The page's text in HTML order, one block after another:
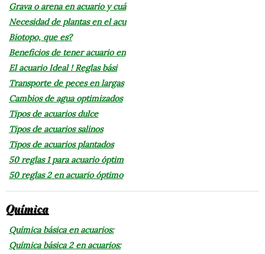
Grava o arena en acuario y cuá
Necesidad de plantas en el acu
Biotopo, que es?
Beneficios de tener acuario en
El acuario Ideal ! Reglas bási
Transporte de peces en largas
Cambios de agua optimizados
Tipos de acuarios dulce
Tipos de acuarios salinos
Tipos de acuarios plantados
50 reglas 1 para acuario óptim
50 reglas 2 en acuario óptimo
Química
Química básica en acuarios:
Química básica 2 en acuarios: